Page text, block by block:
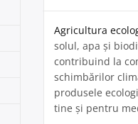
Agricultura
solul, apa și
contribuind la
schimbărilor
produsele
tine și pentru